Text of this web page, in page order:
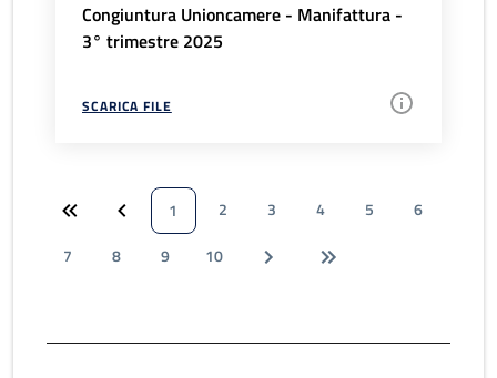
Congiuntura Unioncamere - Manifattura -
3° trimestre 2025
SCARICA FILE
1 2 3 4 5
6
7
8 9 10